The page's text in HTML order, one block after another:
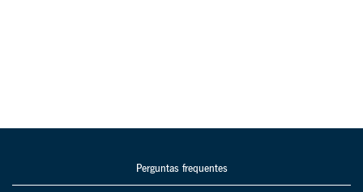
Perguntas frequentes